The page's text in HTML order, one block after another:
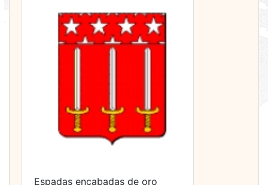
Espadas encabadas de oro